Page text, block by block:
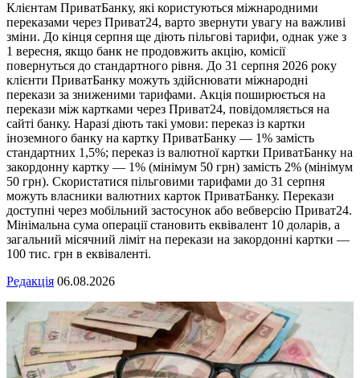
Клієнтам ПриватБанку, які користуються міжнародними
переказами через Приват24, варто звернути увагу на важливі
зміни. До кінця серпня ще діють пільгові тарифи, однак уже з
1 вересня, якщо банк не продовжить акцію, комісії
повернуться до стандартного рівня. До 31 серпня 2026 року
клієнти ПриватБанку можуть здійснювати міжнародні
перекази за зниженими тарифами. Акція поширюється на
перекази між картками через Приват24, повідомляється на
сайті банку. Наразі діють такі умови: переказ із картки
іноземного банку на картку ПриватБанку — 1% замість
стандартних 1,5%; переказ із валютної картки ПриватБанку на
закордонну картку — 1% (мінімум 50 грн) замість 2% (мінімум
50 грн). Скористатися пільговими тарифами до 31 серпня
можуть власники валютних карток ПриватБанку. Перекази
доступні через мобільний застосунок або вебверсію Приват24.
Мінімальна сума операції становить еквівалент 10 доларів, а
загальний місячний ліміт на перекази на закордонні картки —
100 тис. грн в еквіваленті.
Редакція 06.08.2026